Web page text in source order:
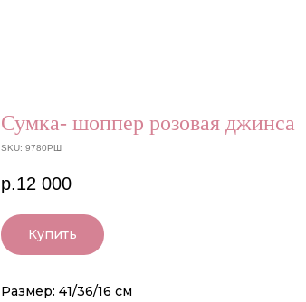
Сумка- шоппер розовая джинса
SKU: 9780РШ
р.12 000
Купить
Размер: 41/36/16 см